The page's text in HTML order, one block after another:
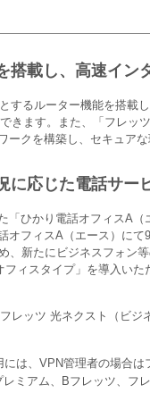
搭載し、高速イ
するルーター機能を搭載
きます。また、「フレッ
ークを構築し、セキュア
に応じた電話サー
ひかり電話オフィスA
オフィスA（エース）に
、新たにビジネスフォン
ィスタイプ」を導入いた
レッツ 光ネクスト（ビ
は、VPN管理者の場合
ミアム、Bフレッツ、フ